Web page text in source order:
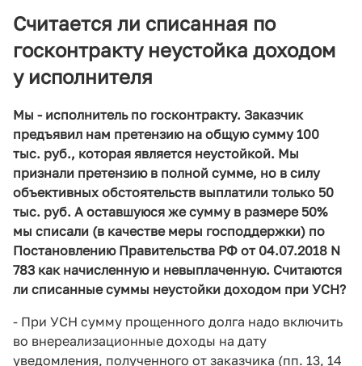
Считается ли списанная по
госконтракту неустойка доходом
у исполнителя
Мы - исполнитель по госконтракту. Заказчик
предъявил нам претензию на общую сумму 100
тыс. руб., которая является неустойкой. Мы
признали претензию в полной сумме, но в силу
объективных обстоятельств выплатили только 50
тыс. руб. А оставшуюся же сумму в размере 50%
мы списали (в качестве меры господдержки) по
Постановлению Правительства РФ от 04.07.2018 N
783 как начисленную и невыплаченную. Считаются
ли списанные суммы неустойки доходом при УСН?
- При УСН сумму прощенного долга надо включить
во внереализационные доходы на дату
уведомления, полученного от заказчика (пп. 13, 14